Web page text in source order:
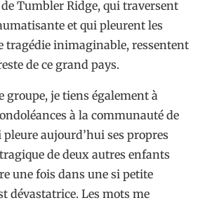
Tumbler Ridge, qui traversent
et qui pleurent les
tragédie inimaginable, ressentent
de ce grand pays.
groupe, je tiens également à
à la communauté de
aujourd’hui ses propres
de deux autres enfants
une fois dans une si petite
dévastatrice. Les mots me